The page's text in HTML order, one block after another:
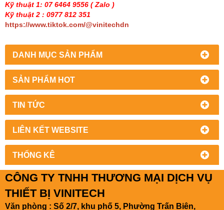
Kỹ thuật 1: 07 6464 9556 ( Zalo )
Kỹ thuật 2 : 0977 812 351
https://www.tiktok.com/@vinitechdn
DANH MỤC SẢN PHẨM
SẢN PHẨM HOT
TIN TỨC
LIÊN KẾT WEBSITE
THỐNG KÊ
CÔNG TY TNHH THƯƠNG MẠI DỊCH VỤ
THIẾT BỊ VINITECH
Văn phòng : Số 2/7, khu phố 5, Phường Trấn Biên,